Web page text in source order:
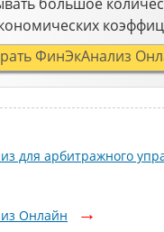
большое
ФинЭкАнализ
для арбитражного
Онлайн